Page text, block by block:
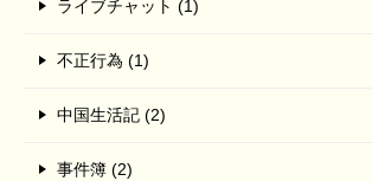
ライブチャット (1)
不正行為 (1)
中国生活記 (2)
事件簿 (2)